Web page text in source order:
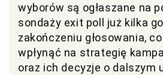
wyborów są ogłaszane na
sondaży exit poll już kilka
zakończeniu głosowania,
wpłynąć na strategię
oraz ich decyzje o dalszym